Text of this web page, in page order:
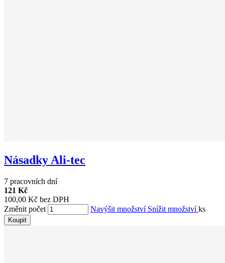
Násadky Ali-tec
7 pracovních dní
121 Kč
100,00 Kč bez DPH
Změnit počet
Navýšit množství Snížit množstvíks
Koupit